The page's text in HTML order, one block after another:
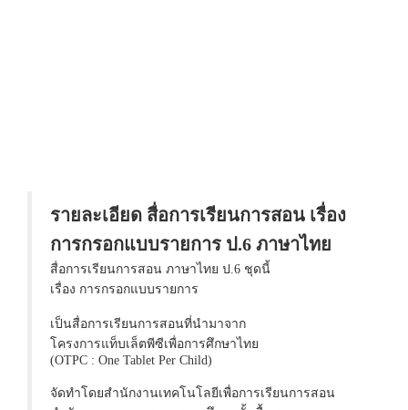
รายละเอียด สื่อการเรียนการสอน เรื่อง
การกรอกแบบรายการ ป.6 ภาษาไทย
สื่อการเรียนการสอน ภาษาไทย ป.6 ชุดนี้
เรื่อง การกรอกแบบรายการ
เป็นสื่อการเรียนการสอนที่นำมาจาก
โครงการแท็บเล็ตพีซีเพื่อการศึกษาไทย
(OTPC : One Tablet Per Child)
จัดทำโดยสำนักงานเทคโนโลยีเพื่อการเรียนการสอน